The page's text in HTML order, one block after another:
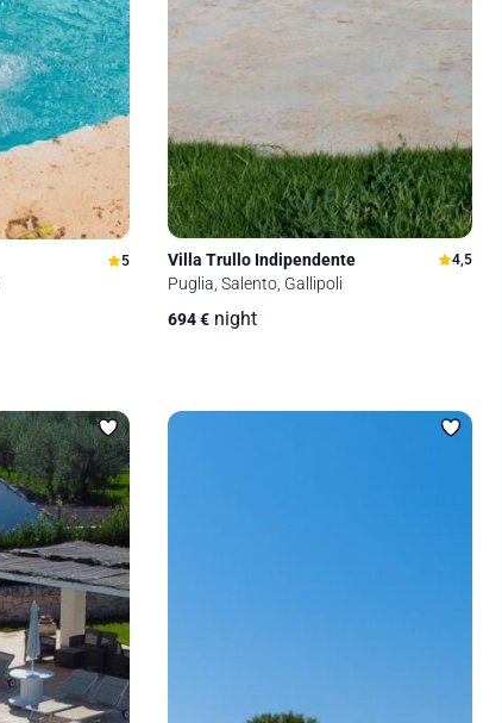
5 Villa Trullo Indipendente 4,5
Puglia, Salento, Gallipoli
694€ night